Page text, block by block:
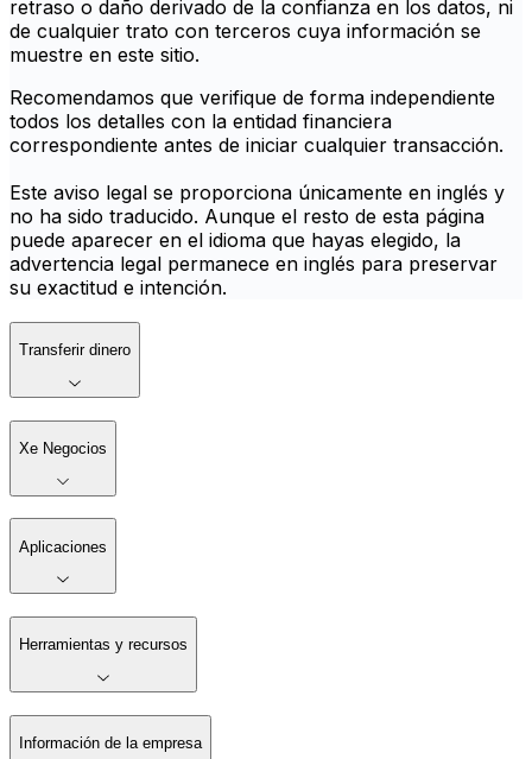
retraso o daño derivado de la confianza en los datos, ni
de cualquier trato con terceros cuya información se
muestre en este sitio.
Recomendamos que verifique de forma independiente
todos los detalles con la entidad financiera
correspondiente antes de iniciar cualquier transacción.
Este aviso legal se proporciona únicamente en inglés y
no ha sido traducido. Aunque el resto de esta página
puede aparecer en el idioma que hayas elegido, la
advertencia legal permanece en inglés para preservar
su exactitud e intención.
Transferir dinero
Xe Negocios
Aplicaciones
Herramientas y recursos
Información de la empresa